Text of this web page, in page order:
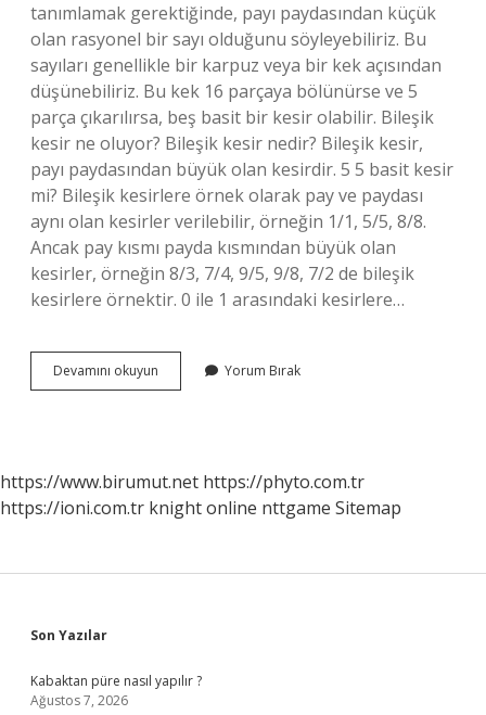
tanımlamak gerektiğinde, payı paydasından küçük
olan rasyonel bir sayı olduğunu söyleyebiliriz. Bu
sayıları genellikle bir karpuz veya bir kek açısından
düşünebiliriz. Bu kek 16 parçaya bölünürse ve 5
parça çıkarılırsa, beş basit bir kesir olabilir. Bileşik
kesir ne oluyor? Bileşik kesir nedir? Bileşik kesir,
payı paydasından büyük olan kesirdir. 5 5 basit kesir
mi? Bileşik kesirlere örnek olarak pay ve paydası
aynı olan kesirler verilebilir, örneğin 1/1, 5/5, 8/8.
Ancak pay kısmı payda kısmından büyük olan
kesirler, örneğin 8/3, 7/4, 9/5, 9/8, 7/2 de bileşik
kesirlere örnektir. 0 ile 1 arasındaki kesirlere…
Devamını okuyun
Kesir
Yorum Bırak
https://www.birumut.net https://phyto.com.tr
https://ioni.com.tr knight online nttgame Sitemap
Sidebar
Son Yazılar
Kabaktan püre nasıl yapılır ?
Ağustos 7, 2026